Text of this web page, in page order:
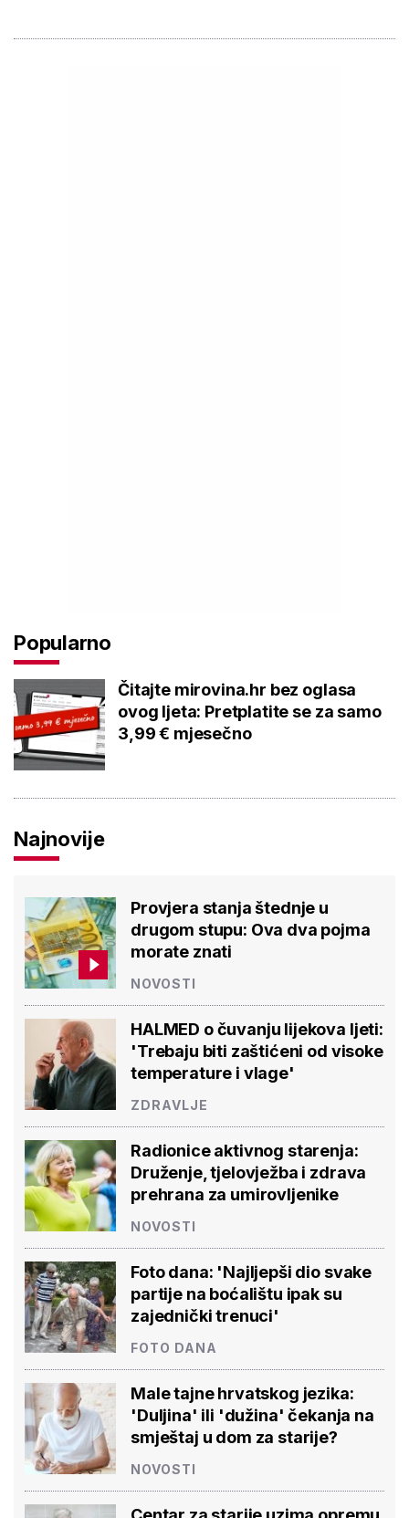
Popularno
Čitajte mirovina.hr bez oglasa
ovog ljeta: Pretplatite se za samo
3,99 € mjesečno
Najnovije
Provjera stanja štednje u
drugom stupu: Ova dva pojma
morate znati
NOVOSTI
HALMED o čuvanju lijekova ljeti:
'Trebaju biti zaštićeni od visoke
temperature i vlage'
ZDRAVLJE
Radionice aktivnog starenja:
Druženje, tjelovježba i zdrava
prehrana za umirovljenike
NOVOSTI
Foto dana: 'Najljepši dio svake
partije na boćalištu ipak su
zajednički trenuci'
FOTO DANA
Male tajne hrvatskog jezika:
'Duljina' ili 'dužina' čekanja na
smještaj u dom za starije?
NOVOSTI